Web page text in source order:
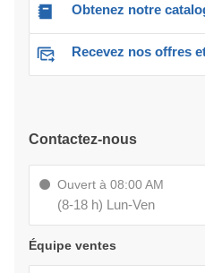
Obtenez notre
Recevez nos offres
Contactez-nous
Ouvert à 08:00 AM
(8-18 h) Lun-Ven
Équipe ventes